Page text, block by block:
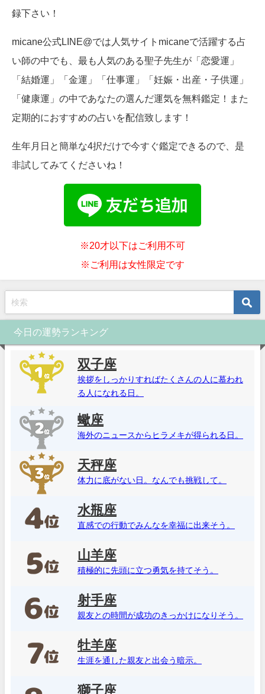
録下さい！
micane公式LINE@では人気サイトmicaneで活躍する占
い師の中でも、最も人気のある聖子先生が「恋愛運」
「結婚運」「金運」「仕事運」「妊娠・出産・子供運」
「健康運」の中であなたの選んだ運気を無料鑑定！また
定期的におすすめの占いを配信致します！
生年月日と簡単な4択だけで今すぐ鑑定できるので、是
非試してみてくださいね！
※20才以下はご利用不可
※ご利用は女性限定です
今日の運勢ランキング
双子座
挨拶をしっかりすればたくさんの人に慕われ
る人になれる日。
蠍座
海外のニュースからヒラメキが得られる日。
天秤座
体力に底がない日。なんでも挑戦して。
水瓶座
直感での行動でみんなを幸福に出来そう。
山羊座
積極的に先頭に立つ勇気を持てそう。
射手座
親友との時間が成功のきっかけになりそう。
牡羊座
生涯を通した親友と出会う暗示。
獅子座